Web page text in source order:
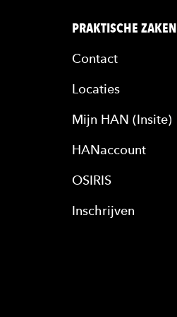
PRAKTISCHE ZAKEN
Contact
Locaties
Mijn HAN (Insite)
HANaccount
OSIRIS
Inschrijven